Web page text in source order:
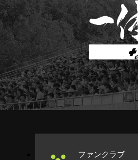
ファンクラブ